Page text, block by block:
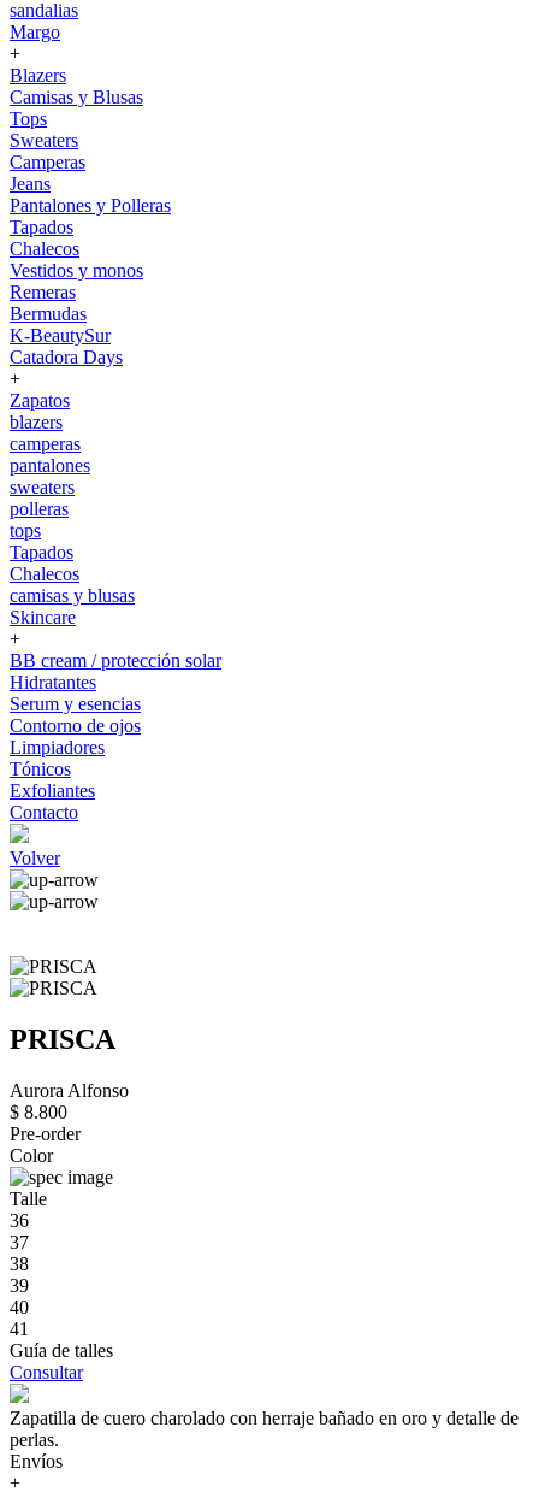
sandalias
Margo
+
Blazers
Camisas y Blusas
Tops
Sweaters
Camperas
Jeans
Pantalones y Polleras
Tapados
Chalecos
Vestidos y monos
Remeras
Bermudas
K-BeautySur
Catadora Days
+
Zapatos
blazers
camperas
pantalones
sweaters
polleras
tops
Tapados
Chalecos
camisas y blusas
Skincare
+
BB cream / protección solar
Hidratantes
Serum y esencias
Contorno de ojos
Limpiadores
Tónicos
Exfoliantes
Contacto
Volver
PRISCA
Aurora Alfonso
$ 8.800
Pre-order
Color
Talle
36
37
38
39
40
41
Guía de talles
Consultar
Zapatilla de cuero charolado con herraje bañado en oro y detalle de
perlas.
Envíos
+